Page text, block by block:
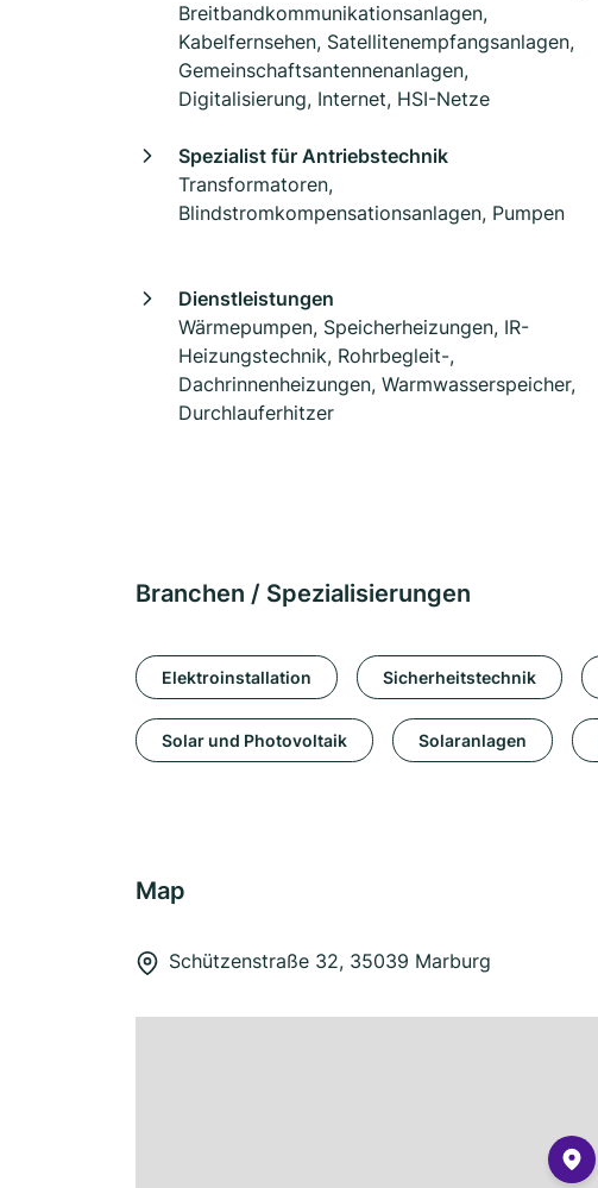
Breitbandkommunikationsanlagen,
Kabelfernsehen, Satellitenempfangsanlagen,
Gemeinschaftsantennenanlagen,
Digitalisierung, Internet, HSI-Netze
Spezialist für Antriebstechnik
Transformatoren,
Blindstromkompensationsanlagen, Pumpen
Dienstleistungen
Wärmepumpen, Speicherheizungen, IR-
Heizungstechnik, Rohrbegleit-,
Dachrinnenheizungen, Warmwasserspeicher,
Durchlauferhitzer
Branchen / Spezialisierungen
Elektroinstallation Sicherheitstechnik
Solar und Photovoltaik Solaranlagen
Map
Schützenstraße 32, 35039 Marburg